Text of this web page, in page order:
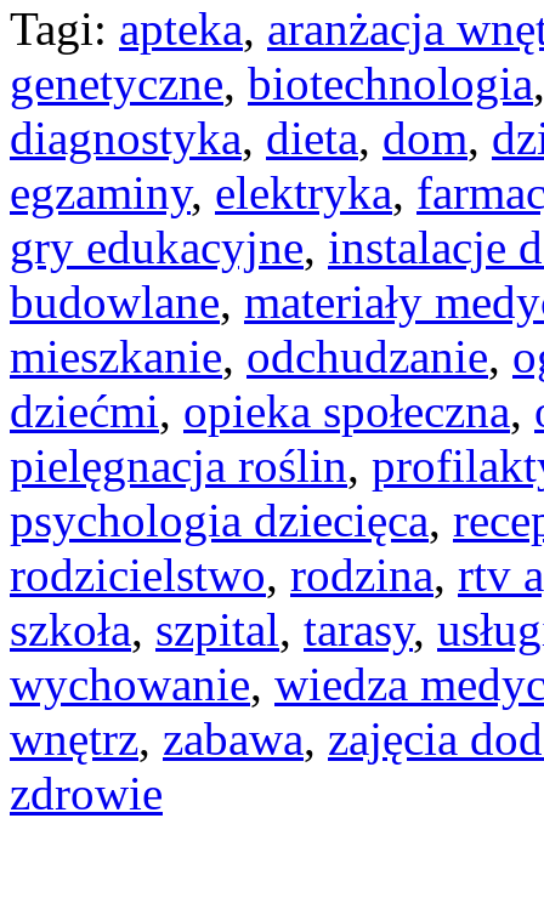
Tagi: apteka, aranżacja
genetyczne, biotechnologia
diagnostyka, dieta, dom,
egzaminy, elektryka,
gry edukacyjne, instalacje
budowlane, materiały
mieszkanie, odchudzanie,
dziećmi, opieka społeczna,
pielęgnacja roślin,
psychologia dziecięca,
rodzicielstwo, rodzina, rtv
szkoła, szpital, tarasy,
wychowanie, wiedza
wnętrz, zabawa, zajęcia
zdrowie